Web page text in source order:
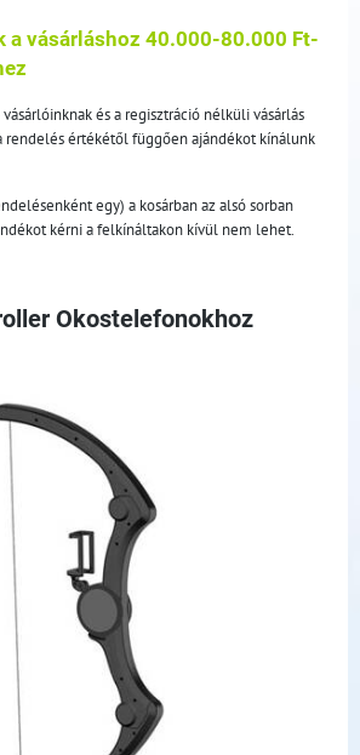
a vásárláshoz 40.000-80.000 Ft-
és a regisztráció nélküli vásárlás
rendelés értékétől függően ajándékot kínálunk
egy) a kosárban az alsó sorban
kérni a felkínáltakon kívül nem lehet.
Okostelefonokhoz